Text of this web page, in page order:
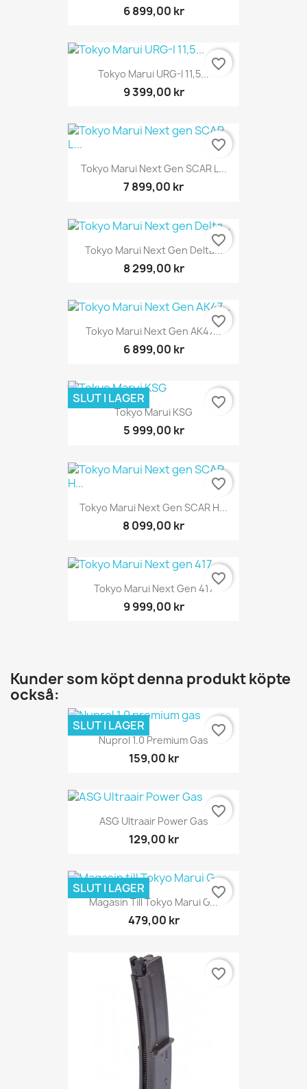
6 899,00 kr
Tokyo Marui URG-I 11,5...
9 399,00 kr
favorite_border
Tokyo Marui Next Gen SCAR L...
7 899,00 kr
favorite_border
Tokyo Marui Next Gen Delta...
8 299,00 kr
favorite_border
Tokyo Marui Next Gen AK47...
6 899,00 kr
favorite_border
Tokyo Marui KSG
5 999,00 kr
SLUT I LAGER favorite_border
Tokyo Marui Next Gen SCAR H...
8 099,00 kr
favorite_border
Tokyo Marui Next Gen 417
9 999,00 kr
favorite_border
Kunder som köpt denna produkt köpte
också:
Nuprol 1.0 Premium Gas
159,00 kr
SLUT I LAGER favorite_border
ASG Ultraair Power Gas
129,00 kr
favorite_border
Magasin Till Tokyo Marui G...
479,00 kr
SLUT I LAGER favorite_border
favorite_border